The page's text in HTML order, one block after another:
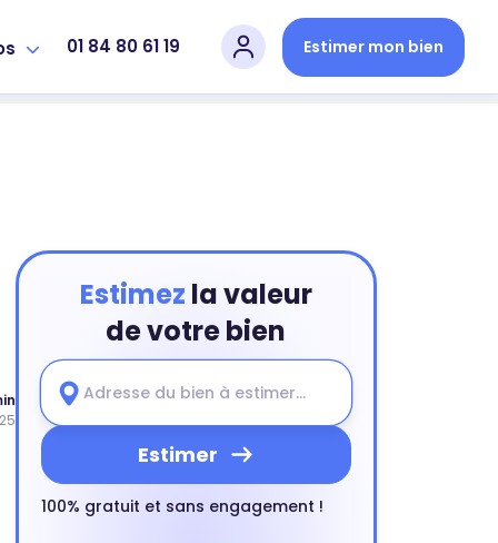
01 84 80 61 19 Estimer mon bien
Estimez la valeur
de votre bien
Estimer
100% gratuit et sans engagement !